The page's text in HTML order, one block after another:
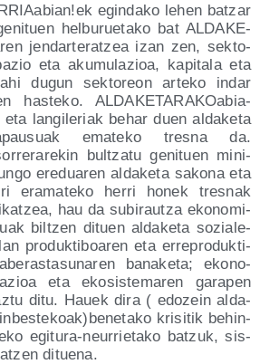
egin­da­ko lehen batzar
hel­bu­rue­ta­ko bat ALDA­KE­
jen­dar­te­ratzea izan zen, sek­to­
eta aku­mu­la­zioa, kapi­ta­la eta
dugun sek­to­reon arte­ko indar
has­te­ko. ALDA­KE­TA­RA­KOa­bia­
lan­gi­le­riak behar duen alda­ke­ta
ema­te­ko tres­na da.
bul­tza­tu geni­tuen mini­
ere­dua­ren alda­ke­ta sako­na eta
era­ma­te­ko herri honek tres­nak
hau da subirautza eko­no­mi­
bil­tzen dituen alda­ke­ta sozia­le­
pro­duk­ti­boa­ren eta erre­pro­duk­ti­
bana­ke­ta; eko­no­
eta eko­sis­te­ma­ren gara­pen
ditu. Hauek dira ( edo­zein alda­
kri­si­tik behin­
egi­tu­ra-neu­rrie­ta­ko batzuk, sis­
dituena.